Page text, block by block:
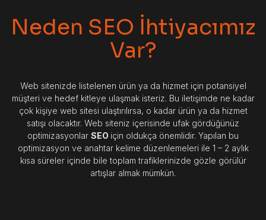
Neden SEO İhtiyacımız
Var?
Web sitenizde listelenen ürün ya da hizmet için potansiyel
müşteri ve hedef kitleye ulaşmak isteriz. Bu iletişimde ne kadar
çok kişiye web sitesi ulaştırılırsa, o kadar ürün ya da hizmet
satışı olacaktır. Web siteniz içerisinde ufak gördüğünüz
optimizasyonlar SEO için oldukça önemlidir. Yapılan bu
optimizasyon ve anahtar kelime düzenlemeleri ile 1 – 2 aylık
kısa süreler içinde bile toplam trafiklerinizde gözle görülür
artışlar almak mümkün.